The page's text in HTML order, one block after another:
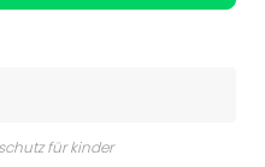
für kinder